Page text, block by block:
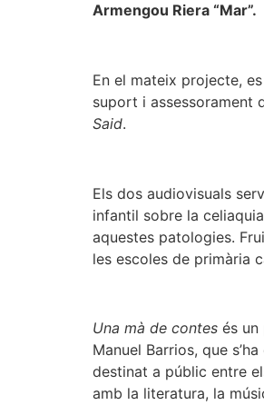
Armengou Riera “Mar”.
En el mateix projecte,
suport i assessorament
Said.
Els dos audiovisuals
infantil sobre la
aquestes patologies.
les escoles de primària
Una mà de contes és un
Manuel Barrios, que
destinat a públic entre
amb la literatura, la